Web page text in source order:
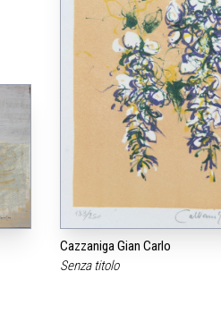
Cazzaniga Gian Carlo
Senza titolo